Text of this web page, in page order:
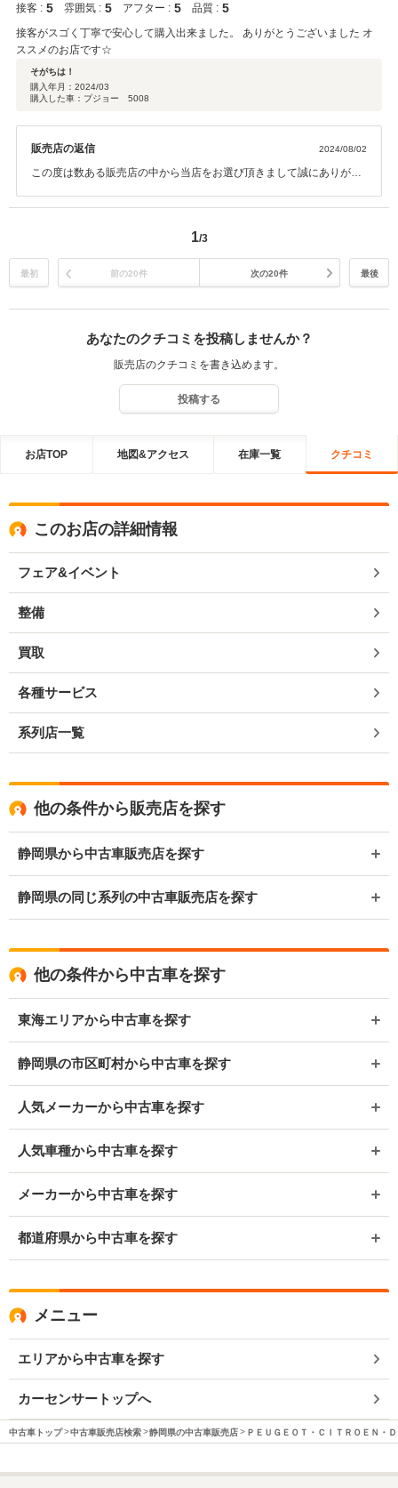
接客 : 5 雰囲気 : 5 アフター : 5 品質 : 5
接客がスゴく丁寧で安心して購入出来ました。 ありがとうございました オ
ススメのお店です☆
そがちは！
購入年月： 2024/03
購入した車：プジョー 5008
販売店の返信 2024/08/02
この度は数ある販売店の中から当店をお選び頂きまして誠にありがと
問い合わせください。 今後とも、宜しくお願い申します。
1/3
最初 前の20件 次の20件 最後
あなたのクチコミを投稿しませんか？
販売店のクチコミを書き込めます。
投稿する
お店TOP 地図&アクセス 在庫一覧 クチコミ
このお店の詳細情報
フェア&イベント
整備
買取
各種サービス
系列店一覧
他の条件から販売店を探す
静岡県から中古車販売店を探す
静岡県の同じ系列の中古車販売店を探す
他の条件から中古車を探す
東海エリアから中古車を探す
静岡県の市区町村から中古車を探す
人気メーカーから中古車を探す
人気車種から中古車を探す
メーカーから中古車を探す
都道府県から中古車を探す
メニュー
エリアから中古車を探す
カーセンサートップへ
中古車トップ 中古車販売店検索 静岡県の中古車販売店 ＰＥＵＧＥＯＴ・ＣＩＴＲＯＥＮ